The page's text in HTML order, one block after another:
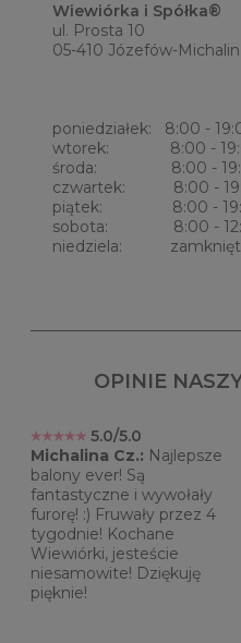
Wiewiórka i Spółka®
ul. Prosta 10
05-410 Józefów-Michalin
poniedziałek: 8:00 -
wtorek: 8:00 -
środa: 8:00 -
czwartek: 8:00 -
piątek: 8:00 -
sobota: 8:00 -
niedziela: zamknięte
OPINIE
5.0/5.0
Michalina Cz.: Najlepsze
balony ever! Są
fantastyczne i wywołały
furorę! :) Fruwały przez 4
tygodnie! Kochane
Wiewiórki, jesteście
niesamowite! Dziękuję
pięknie!